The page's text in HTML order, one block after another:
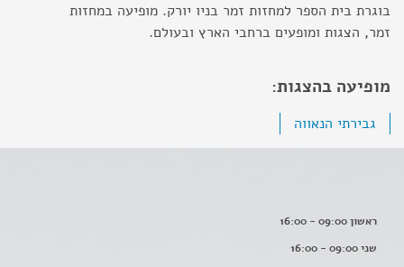
בוגרת בית הספר למחזות זמר בניו יורק. מופיעה במחזות
זמר, הצגות ומופעים ברחבי הארץ ובעולם.
מופיעה בהצגות:
גבירתי הנאווה
ראשון 09:00 - 16:00
שני 09:00 - 16:00